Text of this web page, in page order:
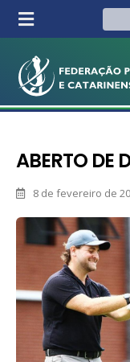
ABERTO DE
8 de fevereiro de